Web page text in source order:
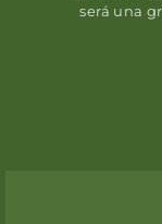
será una